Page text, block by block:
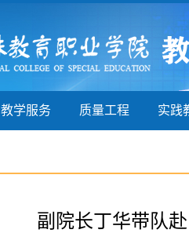
教学服务 质量工程 实践
副院长丁华带队